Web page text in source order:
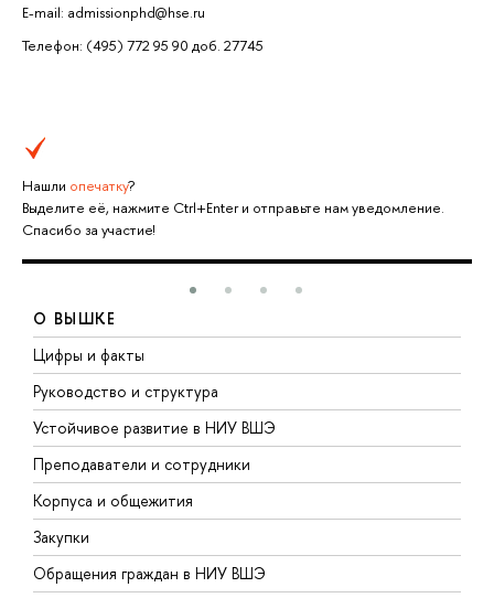
E-mail: admissionphd@hse.ru
Телефон: (495) 772 95 90 доб. 27745
Нашли опечатку?
Выделите её, нажмите Ctrl+Enter и отправьте нам уведомление.
Спасибо за участие!
О ВЫШКЕ
Цифры и факты
Руководство и структура
Устойчивое развитие в НИУ ВШЭ
Преподаватели и сотрудники
Корпуса и общежития
Закупки
Обращения граждан в НИУ ВШЭ